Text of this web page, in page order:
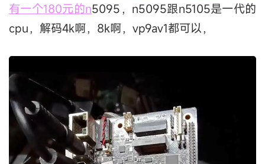
有一个180元的n5095，n5095跟n5105是一代的
cpu，解码4k啊，8k啊，vp9av1都可以，